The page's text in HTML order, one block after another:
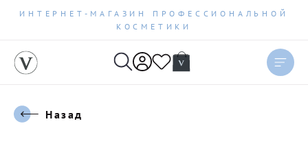
ИНТЕРНЕТ-МАГАЗИН ПРОФЕССИОНАЛЬНОЙ
КОСМЕТИКИ
Назад